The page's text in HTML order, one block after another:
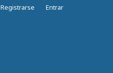
Registrarse Entrar